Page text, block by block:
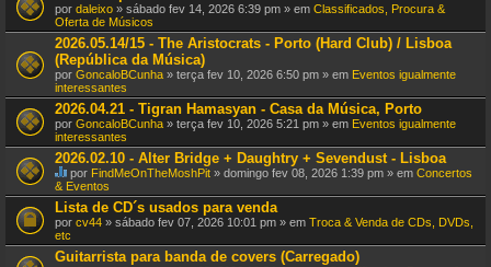
e
T
ó
p
i
c
o
t
e
m
u
m
a
v
o
t
a
ç
ã
o
por daleixo » sábado fev 14, 2026 6:39 pm » em Classificados, Procura &
Oferta de Músicos
2026.05.14/15 - The Aristocrats - Porto (Hard Club) / Lisboa
(República da Música)
por GoncaloBCunha » terça fev 10, 2026 6:50 pm » em Eventos igualmente
interessantes
2026.04.21 - Tigran Hamasyan - Casa da Música, Porto
por GoncaloBCunha » terça fev 10, 2026 5:21 pm » em Eventos igualmente
interessantes
2026.02.10 - Alter Bridge + Daughtry + Sevendust - Lisboa
E
s
t
e
T
ó
p
por FindMeOnTheMoshPit » domingo fev 08, 2026 1:39 pm » em Concertos
& Eventos
Lista de CD´s usados para venda
por cv44 » sábado fev 07, 2026 10:01 pm » em Troca & Venda de CDs, DVDs,
etc
Guitarrista para banda de covers (Carregado)